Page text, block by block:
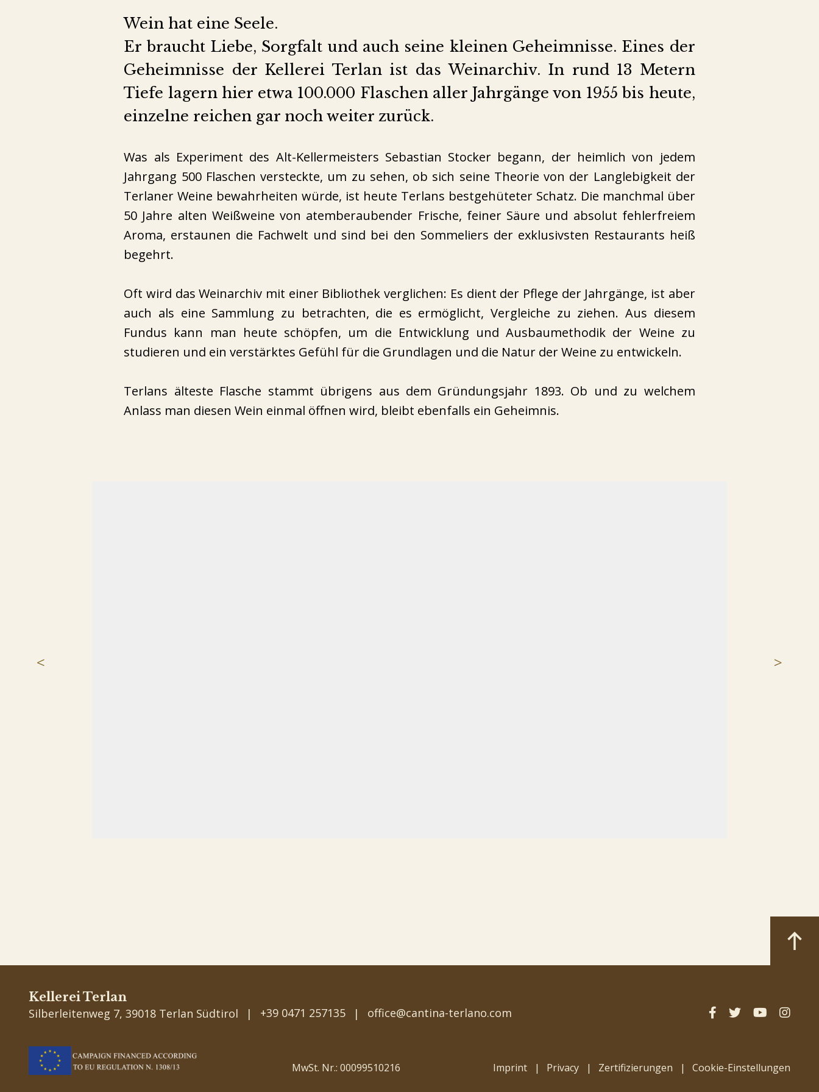
Wein hat eine Seele.
Er braucht Liebe, Sorgfalt und auch seine kleinen Geheimnisse. Eines der
Geheimnisse der Kellerei Terlan ist das Weinarchiv. In rund 13 Metern
Tiefe lagern hier etwa 100.000 Flaschen aller Jahrgänge von 1955 bis heute,
einzelne reichen gar noch weiter zurück.
Was als Experiment des Alt-Kellermeisters Sebastian Stocker begann, der heimlich von jedem
Jahrgang 500 Flaschen versteckte, um zu sehen, ob sich seine Theorie von der Langlebigkeit der
Terlaner Weine bewahrheiten würde, ist heute Terlans bestgehüteter Schatz. Die manchmal über
50 Jahre alten Weißweine von atemberaubender Frische, feiner Säure und absolut fehlerfreiem
Aroma, erstaunen die Fachwelt und sind bei den Sommeliers der exklusivsten Restaurants heiß
begehrt.
Oft wird das Weinarchiv mit einer Bibliothek verglichen: Es dient der Pflege der Jahrgänge, ist aber
auch als eine Sammlung zu betrachten, die es ermöglicht, Vergleiche zu ziehen. Aus diesem
Fundus kann man heute schöpfen, um die Entwicklung und Ausbaumethodik der Weine zu
studieren und ein verstärktes Gefühl für die Grundlagen und die Natur der Weine zu entwickeln.
Terlans älteste Flasche stammt übrigens aus dem Gründungsjahr 1893. Ob und zu welchem
Anlass man diesen Wein einmal öffnen wird, bleibt ebenfalls ein Geheimnis.
Kellerei Terlan
Silberleitenweg 7, 39018 Terlan Südtirol
+39 0471 257135 office@cantina-terlano.com
MwSt. Nr.: 00099510216 Imprint Privacy Zertifizierungen Cookie-Einstellungen